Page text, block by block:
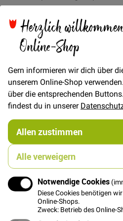
Herzlich
Online-Shop
Gern informieren wir dich über
unserem Online-Shop
über die entsprechenden
findest du in unserer
Allen zustimmen
Alle verweigern
Notwendige Cookies
Diese Cookies benötigen
Online-Shops.
Zweck: Betrieb des Online-
gruppiertes
22,00 €
FAT QUARTER(ca. 50 x 55 cm)
6,00 €
In den
Details
Locker gewebter
dicken Kett- und
so raffiniert bedruckt, dass es